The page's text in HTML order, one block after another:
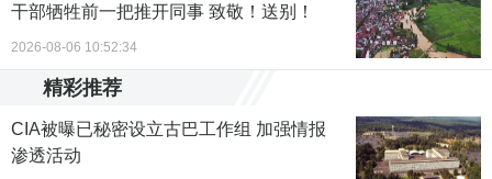
干部牺牲前一把推开同事 致敬！送别！
2026-08-06 10:52:34
精彩推荐
CIA被曝已秘密设立古巴工作组 加强情报
渗透活动